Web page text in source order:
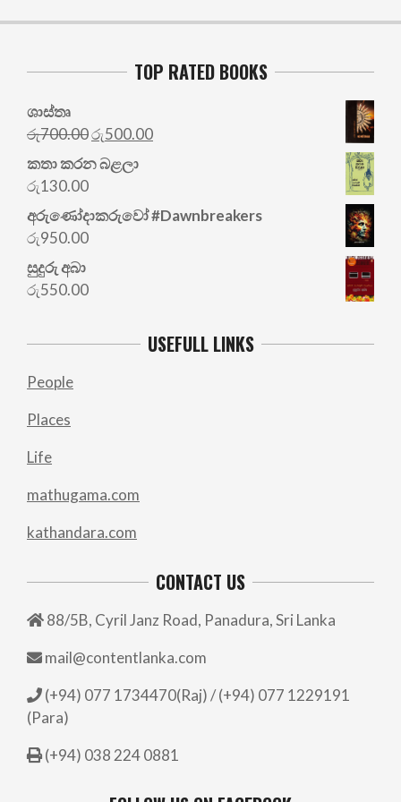
TOP RATED BOOKS
ශාස්තෘ
රු700.00Original
price
was:
රු500.00Current
කතා කරන බළලා
රු130.00
අරු‍ණෝදාකරුවෝ #Dawnbreakers
රු950.00
සුදුරු අබා
රු550.00
USEFULL LINKS
People
Places
Life
mathugama.com
kathandara.com
CONTACT US
88/5B, Cyril Janz Road, Panadura, Sri Lanka
mail@contentlanka.com
(+94) 077 1734470(Raj) / (+94) 077 1229191
(Para)
(+94) 038 224 0881